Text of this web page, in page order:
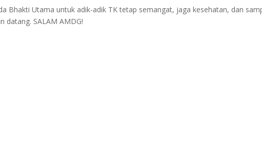
Bhakti Utama untuk adik-adik TK tetap semangat, jaga kesehatan, dan
datang. SALAM AMDG!